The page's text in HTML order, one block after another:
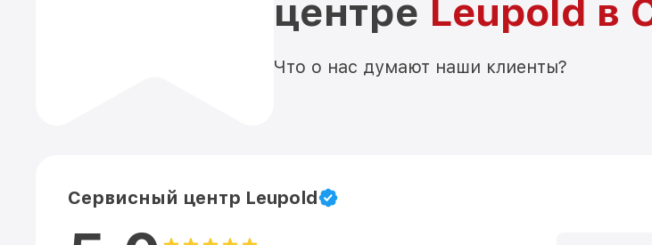
центре Leupold в
Что о нас думают наши клиенты?
Сервисный центр Leupold